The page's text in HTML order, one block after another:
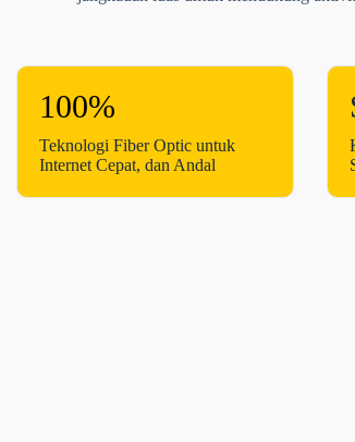
100%
Teknologi Fiber Optic untuk
Internet Cepat, dan Andal